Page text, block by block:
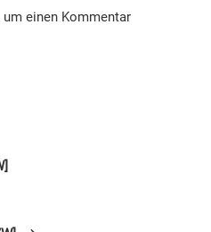
um einen Kommentar